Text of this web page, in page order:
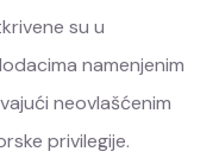
su u
namenjenim
neovlašćenim
privilegije.